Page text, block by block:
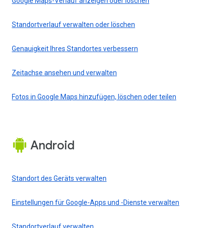
Standortverlauf verwalten oder löschen
Genauigkeit Ihres Standortes verbessern
Zeitachse ansehen und verwalten
Fotos in Google Maps hinzufügen, löschen oder teilen
Android
Standort des Geräts verwalten
Einstellungen für Google-Apps und -Dienste verwalten
Standortverlauf verwalten